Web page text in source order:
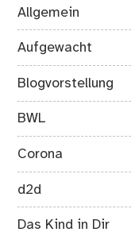
Allgemein
Aufgewacht
Blogvorstellung
BWL
Corona
d2d
Das Kind in Dir